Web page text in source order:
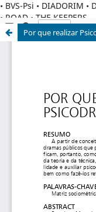
• BVS-Psi • DIADORIM •
• ROAD • THE KEEPERS
Por que realizar